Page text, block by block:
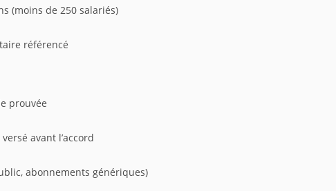
(moins de 250 salariés)
référencé
prouvée
avant l’accord
abonnements génériques)